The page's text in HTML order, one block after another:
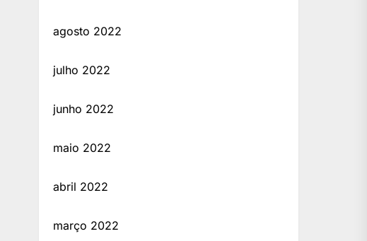
agosto 2022
julho 2022
junho 2022
maio 2022
abril 2022
março 2022